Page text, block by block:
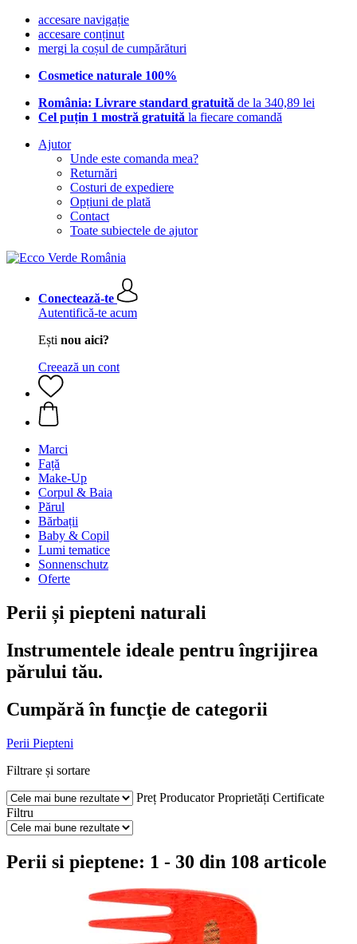
accesare navigație
accesare conținut
mergi la coșul de cumpărături
Cosmetice naturale 100%
România: Livrare standard gratuită de la 340,89 lei
Cel puțin 1 mostră gratuită la fiecare comandă
Ajutor
Unde este comanda mea?
Returnări
Costuri de expediere
Opțiuni de plată
Contact
Toate subiectele de ajutor
Conectează-te
Autentifică-te acum
Ești nou aici?
Creează un cont
Marci
Față
Make-Up
Corpul & Baia
Părul
Bărbații
Baby & Copil
Lumi tematice
Sonnenschutz
Oferte
Perii și piepteni naturali
Instrumentele ideale pentru îngrijirea
părului tău.
Cumpără în funcţie de categorii
Perii Piepteni
Filtrare și sortare
Preț Producator Proprietăți Certificate
Filtru
Perii si pieptene: 1 - 30 din 108 articole